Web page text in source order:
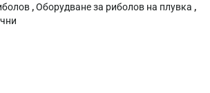
,Оборудване за риболов на плувка ,